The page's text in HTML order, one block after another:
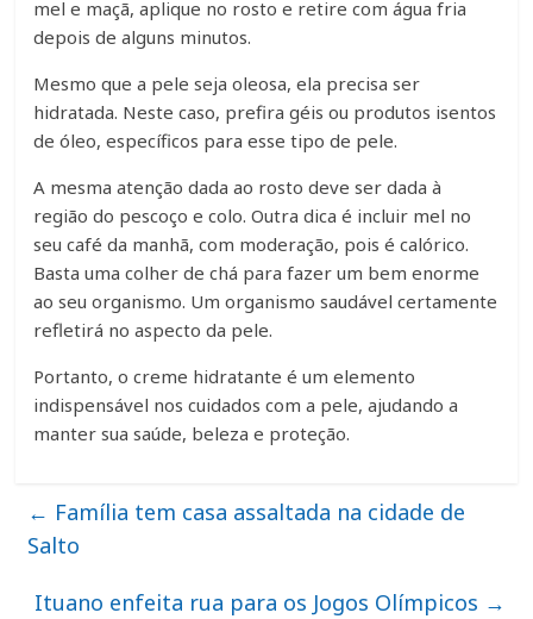
mel e maçã, aplique no rosto e retire com água fria
depois de alguns minutos.
Mesmo que a pele seja oleosa, ela precisa ser
hidratada. Neste caso, prefira géis ou produtos isentos
de óleo, específicos para esse tipo de pele.
A mesma atenção dada ao rosto deve ser dada à
região do pescoço e colo. Outra dica é incluir mel no
seu café da manhã, com moderação, pois é calórico.
Basta uma colher de chá para fazer um bem enorme
ao seu organismo. Um organismo saudável certamente
refletirá no aspecto da pele.
Portanto, o creme hidratante é um elemento
indispensável nos cuidados com a pele, ajudando a
manter sua saúde, beleza e proteção.
← Família tem casa assaltada na cidade de
Salto
Ituano enfeita rua para os Jogos Olímpicos →